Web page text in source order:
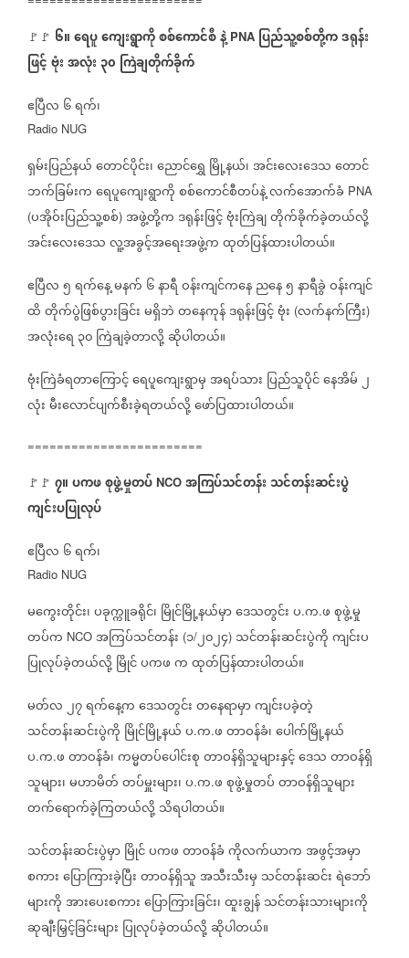
🚩🚩 ၆။ရေပူကျေးရွာကိုစစ်ကောင်စီနဲ့ PNA ပြည်သူ့စစ်တို့ကဒရုန်း
ဖြင့်ဗုံးအလုံး၃၀ ကြဲချတိုက်ခိုက်
ဧပြီလ ၆ရက်၊
Radio NUG
ရှမ်းပြည်နယ်တောင်ပိုင်း၊ညောင်ရွှေ မြို့နယ်၊အင်းလေးဒေသတောင်
ဘက်ခြမ်းကရေပူကျေးရွာကိုစစ်ကောင်စီတပ်နဲ့လက်အောက်ခံ PNA
(ပအိုဝ်းပြည်သူ့စစ်) အဖွဲ့တို့ကဒရုန်းဖြင့်ဗုံးကြဲချတိုက်ခိုက်ခဲ့တယ်လို့
အင်းလေးဒေသလူ့အခွင့်အရေးအဖွဲ့ကထုတ်ပြန်ထားပါတယ်။
ဧပြီလ၅ရက်နေ့မနက် ၆နာရီဝန်းကျင်ကနေညနေ၅နာရီခွဲဝန်းကျင်
ထိတိုက်ပွဲဖြစ်ပွားခြင်းမရှိဘဲတနေကုန်ဒရုန်းဖြင့်ဗုံး (လက်နက်ကြီး)
အလုံးရေ ၃၀ကြဲချခဲ့တာလို့ဆိုပါတယ်။
ဗုံးကြဲခံရတာကြောင့်ရေပူကျေးရွာမှအရပ်သား ပြည်သူပိုင်နေအိမ်၂
လုံးမီးလောင်ပျက်စီးခဲ့ရတယ်လို့ဖော်ပြထားပါတယ်။
========================
🚩🚩 ၇။ပကဖစုဖွဲ့မှုတပ် NCO အကြပ်သင်တန်းသင်တန်းဆင်းပွဲ
ကျင်းပပြုလုပ်
ဧပြီလ ၆ရက်၊
Radio NUG
မကွေးတိုင်း၊ပခုက္ကူခရိုင်၊ မြိုင်မြို့နယ်မှာဒေသတွင်းပ.က.ဖစုဖွဲ့မှု
တပ်က NCO အကြပ်သင်တန်း (၁/၂၀၂၄) သင်တန်းဆင်းပွဲကိုကျင်းပ
ပြုလုပ်ခဲ့တယ်လို့မြိုင်ပကဖကထုတ်ပြန်ထားပါတယ်။
မတ်လ၂၇ရက်နေ့ကဒေသတွင်းတနေရာမှာကျင်းပခဲ့တဲ့
သင်တန်းဆင်းပွဲကို မြိုင်မြို့နယ်ပ.က.ဖတာဝန်ခံ၊ပေါက်မြို့နယ်
ပ.က.ဖတာဝန်ခံ၊ကမ္မတပ်ပေါင်းစုတာဝန်ရှိသူများနှင့်ဒေသတာဝန်ရှိ
သူများ၊မဟာမိတ်တပ်မှူးများ၊ပ.က.ဖစုဖွဲ့မှုတပ်တာဝန်ရှိသူများ
တက်ရောက်ခဲ့ကြတယ်လို့သိရပါတယ်။
သင်တန်းဆင်းပွဲမှာမြိုင်ပကဖတာဝန်ခံကိုလက်ယာကအဖွင့်အမှာ
စကားပြောကြားခဲ့ပြီးတာဝန်ရှိသူအသီးသီးမှ သင်တန်းဆင်းရဲဘော်
များကိုအားပေးစကားပြောကြားခြင်း၊ထူးချွန်သင်တန်းသားများကို
ဆုချီးမြှင့်ခြင်းများ ပြုလုပ်ခဲ့တယ်လို့ဆိုပါတယ်။